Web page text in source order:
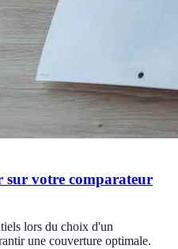
sur votre comparateur
lors du choix d'un
une couverture optimale.